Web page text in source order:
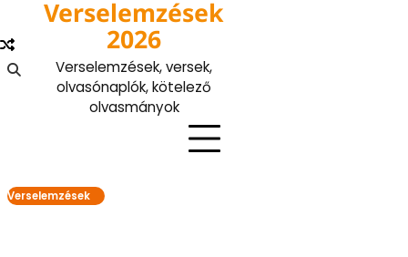
content
Verselemzések
2026
Verselemzések, versek,
olvasónaplók, kötelező
olvasmányok
Verselemzések